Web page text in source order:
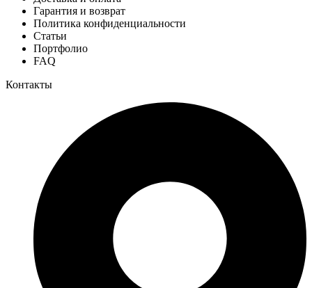
Гарантия и возврат
Политика конфиденциальности
Статьи
Портфолио
FAQ
Контакты